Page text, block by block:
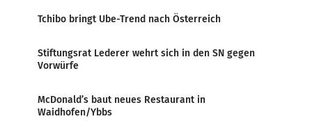
Tchibo bringt Ube-Trend nach Österreich
Stiftungsrat Lederer wehrt sich in den SN gegen
Vorwürfe
McDonald’s baut neues Restaurant in
Waidhofen/Ybbs